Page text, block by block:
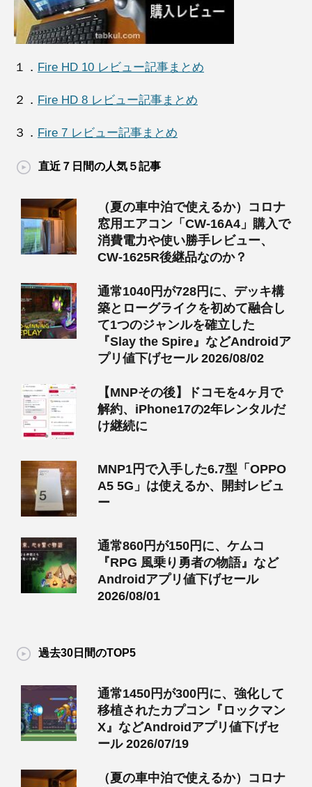
１． Fire HD 10 レビュー記事まとめ
２． Fire HD 8 レビュー記事まとめ
３． Fire 7 レビュー記事まとめ
直近７日間の人気５記事
（夏の車中泊で使えるか）コロナ
窓用エアコン「CW-16A4」購入で
消費電力や使い勝手レビュー、
CW-1625R後継品なのか？
通常1040円が728円に、デッキ構
築とローグライクを初めて融合し
て1つのジャンルを確立した
『Slay the Spire』などAndroidア
プリ値下げセール 2026/08/02
【MNPその後】ドコモを4ヶ月で
解約、iPhone17の2年レンタルだ
け継続に
MNP1円で入手した6.7型「OPPO
A5 5G」は使えるか、開封レビュ
ー
通常860円が150円に、ケムコ
『RPG 風乗り勇者の物語』など
Androidアプリ値下げセール
2026/08/01
過去30日間のTOP5
通常1450円が300円に、強化して
移植されたカプコン『ロックマン
X』などAndroidアプリ値下げセ
ール 2026/07/19
（夏の車中泊で使えるか）コロナ